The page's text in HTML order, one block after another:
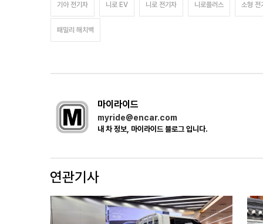
기아 전기차 니로 EV 니로 전기차 니로플러스 소형 전
패밀리 해치백
마이라이드
myride@encar.com
내 차 정보, 마이라이드 블로그 입니다.